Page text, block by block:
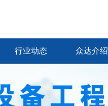
行业动态 众达介绍